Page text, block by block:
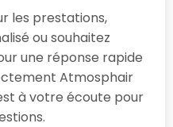
les prestations,
ou souhaitez
une réponse rapide
Atmosphair
à votre écoute pour